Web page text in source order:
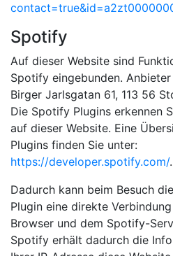
Spotify
Auf dieser Website sind
Spotify eingebunden.
Birger Jarlsgatan 61, 113 56
Die Spotify Plugins erkennen
auf dieser Website. Eine
Plugins finden Sie unter:
https://developer.spotify.com/.
Dadurch kann beim Besuch
Plugin eine direkte
Browser und dem Spotify-
Spotify erhält dadurch die